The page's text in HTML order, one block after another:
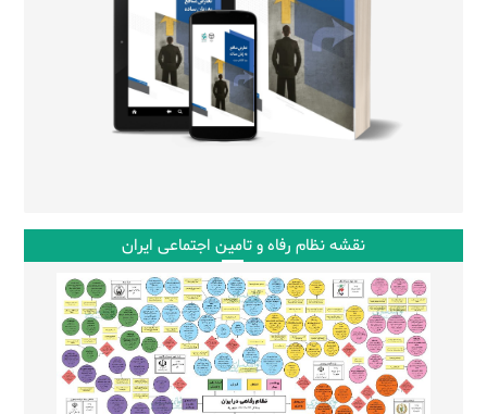
نقشه نظام رفاه و تامین اجتماعی ایران